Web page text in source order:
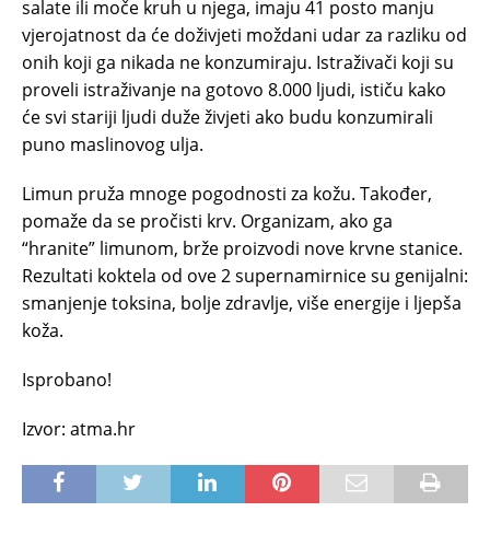
salate ili moče kruh u njega, imaju 41 posto manju
vjerojatnost da će doživjeti moždani udar za razliku od
onih koji ga nikada ne konzumiraju. Istraživači koji su
proveli istraživanje na gotovo 8.000 ljudi, ističu kako
će svi stariji ljudi duže živjeti ako budu konzumirali
puno maslinovog ulja.
Limun pruža mnoge pogodnosti za kožu. Također,
pomaže da se pročisti krv. Organizam, ako ga
“hranite” limunom, brže proizvodi nove krvne stanice.
Rezultati koktela od ove 2 supernamirnice su genijalni:
smanjenje toksina, bolje zdravlje, više energije i ljepša
koža.
Isprobano!
Izvor: atma.hr